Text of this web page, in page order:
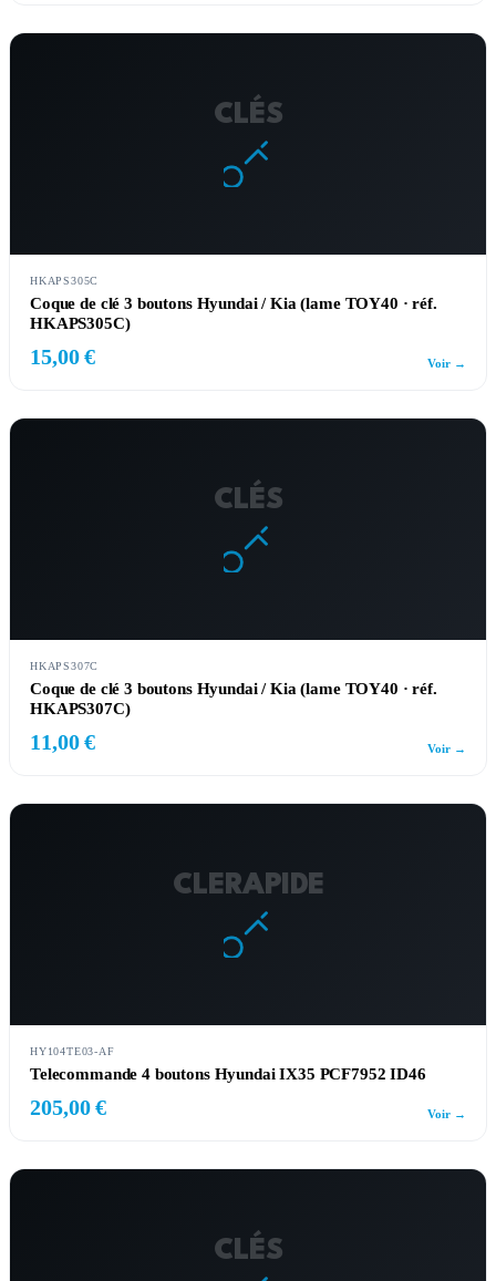
CLÉS
HKAPS305C
Coque de clé 3 boutons Hyundai / Kia (lame TOY40 · réf.
HKAPS305C)
15,00 € Voir →
CLÉS
HKAPS307C
Coque de clé 3 boutons Hyundai / Kia (lame TOY40 · réf.
HKAPS307C)
11,00 € Voir →
CLERAPIDE
HY104TE03-AF
Telecommande 4 boutons Hyundai IX35 PCF7952 ID46
205,00 € Voir →
CLÉS